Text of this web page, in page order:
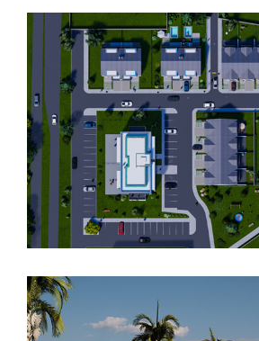
Projet de 8 maisons